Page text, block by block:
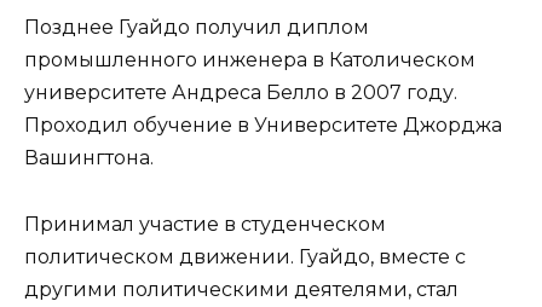
Позднее Гуайдо получил диплом
промышленного инженера в Католическом
университете Андреса Белло в 2007 году.
Проходил обучение в Университете Джорджа
Вашингтона.
Принимал участие в студенческом
политическом движении. Гуайдо, вместе с
другими политическими деятелями, стал